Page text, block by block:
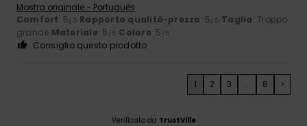
Mostra originale - Português
Comfort: 5/5 Rapporto qualità-prezzo: 5/5 Taglia: Troppo
grande Materiale: 5 /5 Colore: 5 /5
Consiglio questo prodotto
1 2 3 ... 8 >
Verificato da TrustVille